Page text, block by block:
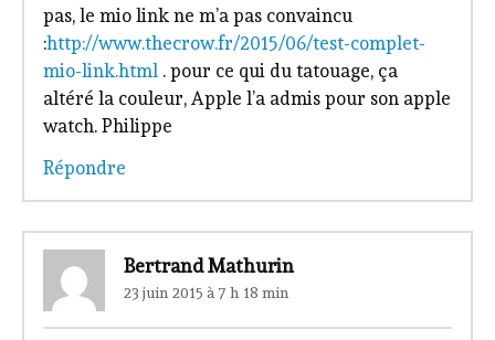
pas, le mio link ne m’a pas convaincu
:http://www.thecrow.fr/2015/06/test-complet-
mio-link.html. pour ce qui du tatouage, ça
altéré la couleur, Apple l’a admis pour son apple
watch. Philippe
Répondre
Bertrand Mathurin
23 juin 2015 à 7 h 18 min